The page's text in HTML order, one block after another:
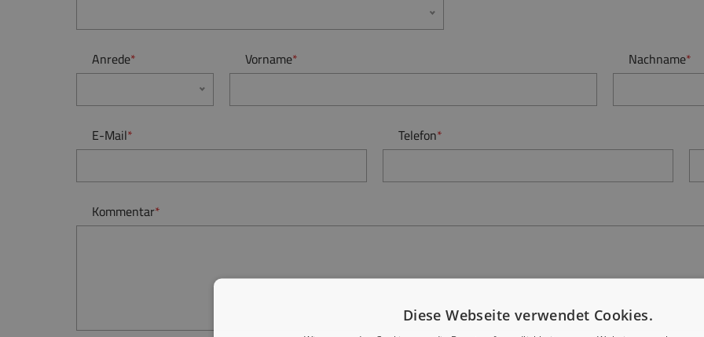
Anrede* Vorname* Nachname*
E-Mail* Telefon*
Kommentar*
Diese Webseite verwendet Cookies.